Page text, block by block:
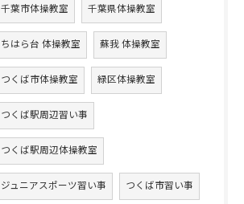
千葉市体操教室 千葉県体操教室
ちはら台 体操教室 蘇我 体操教室
つくば市体操教室 緑区体操教室
つくば駅周辺習い事
つくば駅周辺体操教室
ジュニアスポーツ習い事 つくば市習い事